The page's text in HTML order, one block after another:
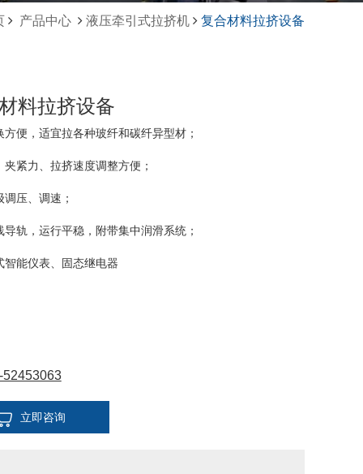
产品中心 液压牵引式拉挤机 复合材料拉挤设备
料拉挤设备
方便，适宜拉各种玻纤和碳纤异型材；
夹紧力、拉挤速度调整方便；
压、调速；
导轨，运行平稳，附带集中润滑系统；
智能仪表、固态继电器
52453063
立即咨询